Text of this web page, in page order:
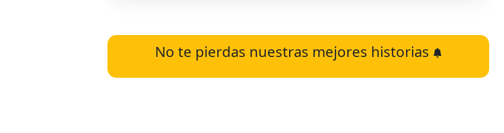
No te pierdas nuestras mejores historias